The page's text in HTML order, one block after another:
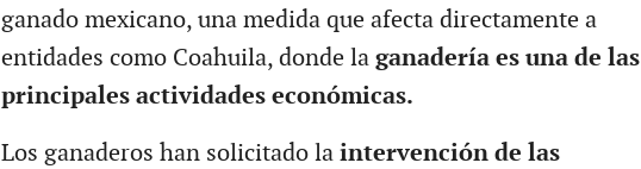
ganado mexicano, una medida que afecta directamente a
entidades como Coahuila, donde la ganadería es una de las
principales actividades económicas.
Los ganaderos han solicitado laintervención de las